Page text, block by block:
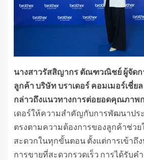
นางสาวรัสสิญากร ตัณฑวณิชย์ ผู้จัดก
ลูกค้า บริษัท บราเดอร์ คอมเมอร์เชี่ย
กล่าวถึงแนวทางการต่อยอดคุณภาพ
เดอร์ให้ความสำคัญกับการพัฒนาปร
ตรงตามความต้องการของลูกค้าช่ว
สะดวกในทุกขั้นตอน ตั้งแต่การเข้าถึ
การขายที่สะดวกรวดเร็ว การได้รับค